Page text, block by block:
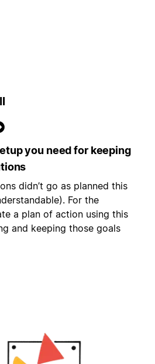
you need for keeping
didn’t go as planned this
For the
a plan of action using this
and keeping those goals